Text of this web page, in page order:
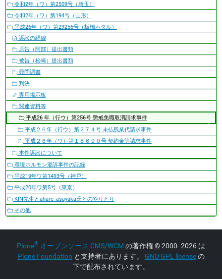
令和2年（ワ）第2509号（埼玉）
令和2年（ワ）第194号（山形）
平成26年（ワ）第29256号（板橋ホタル）
訴訟の経緯
原告（阿部）提出書類
被告（松崎）提出書類
尋問調書
判決
専用掲示板
関連資料等
平成26 年（行ウ）第256号 懲戒免職取消請求事件
平成２６年（行ウ）第２７４号 未払残業代請求事件
平成２６年（ワ）第１８６９０号 契約金等請求事件
本件訴訟について
環境ホルモン濫訴事件の記録
平成19年ワ第1493号（神戸）
平成20年ワ第5号（東京）
KIN先生とahare_asayaka氏とのやりとり
その他
Plone® オープンソース CMS/WCM の著作権©2000- 2026 は
Plone Foundation と支持者にあります。 GNU GPL licenseの
下で配布されています。